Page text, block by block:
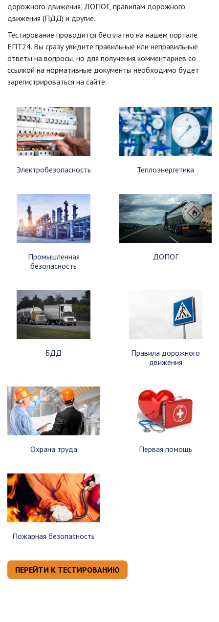
дорожного движения, ДОПОГ, правилам дорожного
движения (ПДД) и другие.
Тестирование проводится бесплатно на нашем портале
ЕПТ24. Вы сразу увидите правильные или неправильные
ответы на вопросы, но для получения комментариев со
ссылкой на нормативные документы необходимо будет
зарегистрироваться на сайте.
Электробезопасность Теплоэнергетика
Промышленная
безопасность
ДОПОГ
БДД
Правила дорожного
движения
Охрана труда Первая помощь
Пожарная безопасность
ПЕРЕЙТИ К ТЕСТИРОВАНИЮ